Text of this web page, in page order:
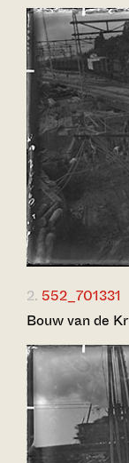
2. 552_701331
Bouw van de